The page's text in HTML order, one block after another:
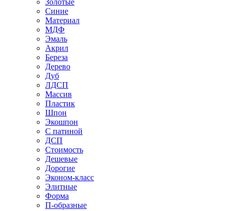
Золотые
Синие
Материал
МДФ
Эмаль
Акрил
Береза
Дерево
Дуб
ЛДСП
Массив
Пластик
Шпон
Экошпон
С патиной
ДСП
Стоимость
Дешевые
Дорогие
Эконом-класс
Элитные
Форма
П-образные